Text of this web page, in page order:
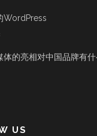
WordPress
体的亮相对中国品牌有什
US